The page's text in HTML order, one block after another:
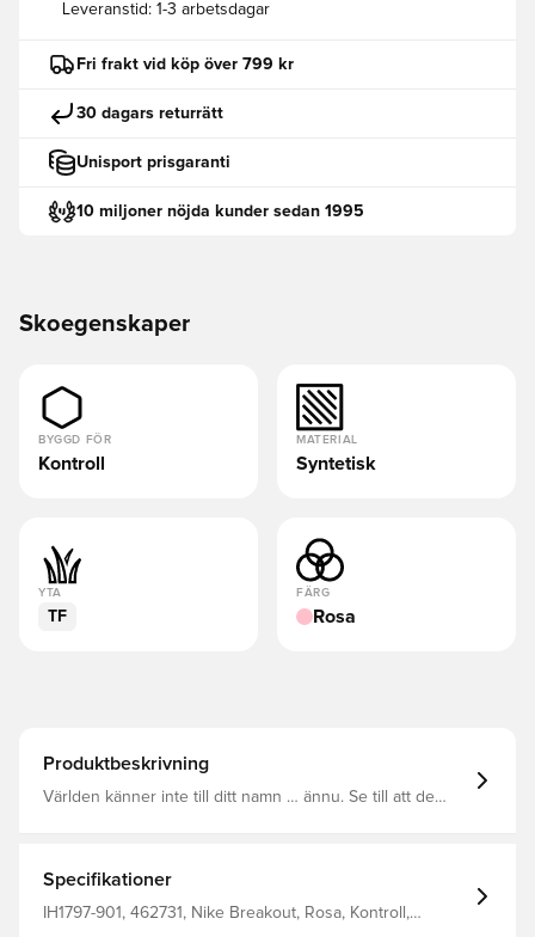
Leveranstid: 1-3 arbetsdagar
Fri frakt vid köp över 799 kr
30 dagars returrätt
Unisport prisgaranti
10 miljoner nöjda kunder sedan 1995
Skoegenskaper
BYGGD FÖR
Kontroll
MATERIAL
Syntetisk
YTA
TF
FÄRG
Rosa
Produktbeskrivning
Världen känner inte till ditt namn … ännu. Se till att de
bollkontroll så att du kan utnyttja varje målchans.
Specifikationer
IH1797-901, 462731, Nike Breakout, Rosa, Kontroll,